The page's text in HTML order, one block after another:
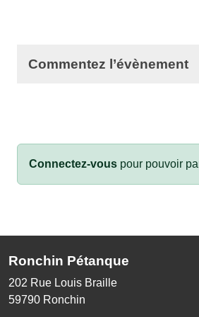
Commentez l’évènement
Connectez-vous pour pouvoir
Ronchin Pétanque
202 Rue Louis Braille
59790 Ronchin